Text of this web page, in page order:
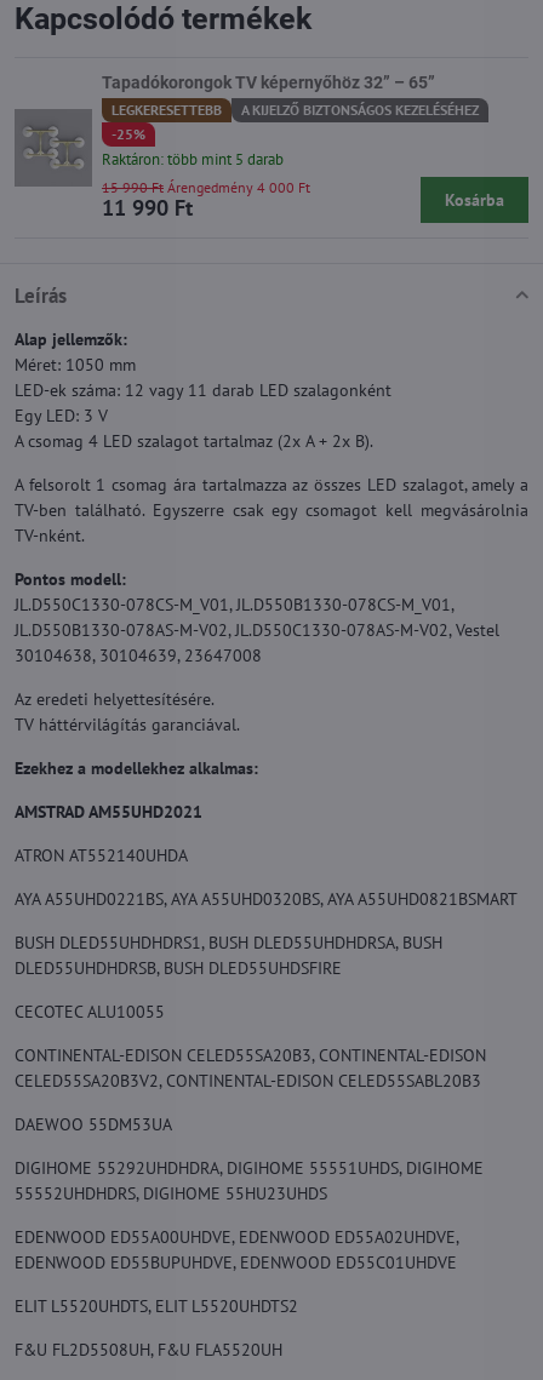
Leírás
Alap jellemzők:
Méret: 1050 mm
LED-ek száma: 12 vagy 11 darab LED szalagonként
Egy LED: 3 V
A csomag 4 LED szalagot tartalmaz (2x A + 2x B).
A felsorolt 1 csomag ára tartalmazza az összes LED szalagot, amely a
TV-ben található. Egyszerre csak egy csomagot kell megvásárolnia
TV-nként.
Pontos modell:
JL.D550C1330-078CS-M_V01, JL.D550B1330-078CS-M_V01,
JL.D550B1330-078AS-M-V02, JL.D550C1330-078AS-M-V02, Vestel
30104638, 30104639, 23647008
Az eredeti helyettesítésére.
TV háttérvilágítás garanciával.
Ezekhez a modellekhez alkalmas:
AMSTRAD AM55UHD2021
ATRON AT552140UHDA
AYA A55UHD0221BS, AYA A55UHD0320BS, AYA A55UHD0821BSMART
BUSH DLED55UHDHDRS1, BUSH DLED55UHDHDRSA, BUSH
DLED55UHDHDRSB, BUSH DLED55UHDSFIRE
CECOTEC ALU10055
CONTINENTAL-EDISON CELED55SA20B3, CONTINENTAL-EDISON
CELED55SA20B3V2, CONTINENTAL-EDISON CELED55SABL20B3
DAEWOO 55DM53UA
DIGIHOME 55292UHDHDRA, DIGIHOME 55551UHDS, DIGIHOME
55552UHDHDRS, DIGIHOME 55HU23UHDS
EDENWOOD ED55A00UHDVE, EDENWOOD ED55A02UHDVE,
EDENWOOD ED55BUPUHDVE, EDENWOOD ED55C01UHDVE
ELIT L5520UHDTS, ELIT L5520UHDTS2
F&U FL2D5508UH, F&U FLA5520UH
Kapcsolódó termékek
Tapadókorongok TV képernyőhöz 32” – 65”
LEGKERESETTEBB
A KIJELZŐ BIZTONSÁGOS KEZELÉSÉHEZ
-25%
Raktáron: több mint 5 darab
11 990 Ft
15 990 Ft Árengedmény 4 000 Ft
Kosárba